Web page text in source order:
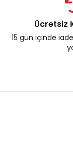
Ücretsiz
15 gün içinde